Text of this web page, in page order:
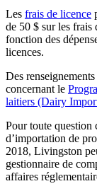
Les frais de licence
de 50 $ sur les frais
fonction des
licences.
Des
concernant le
laitiers (Dairy
Pour toute question
d’importation de
2018, Livingston
gestionnaire de
affaires